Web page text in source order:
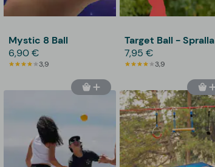
Mystic 8 Ball
6,90 €
3,9
Target Ball - Spralla
7,95 €
3,9